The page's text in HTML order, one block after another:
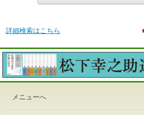
詳細検索はこちら
メニューへ